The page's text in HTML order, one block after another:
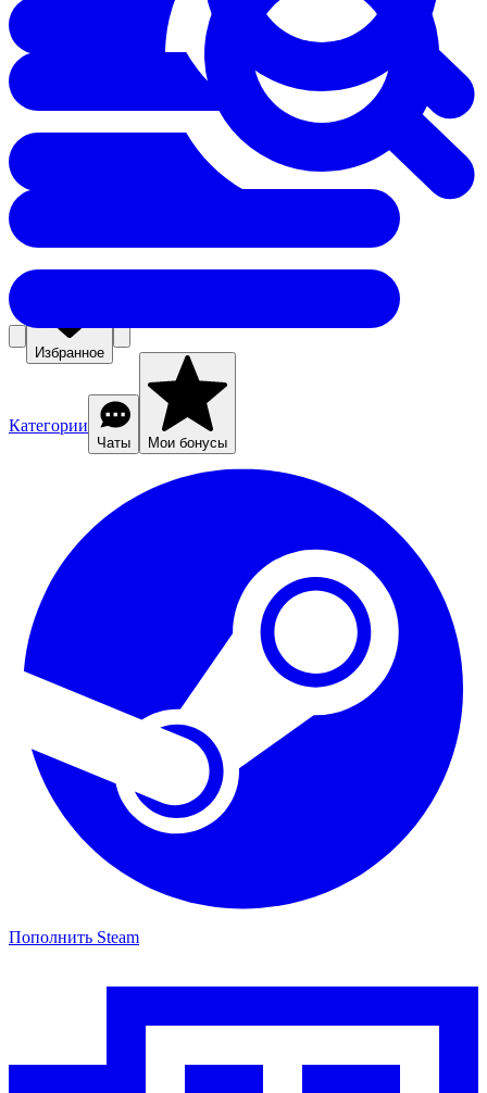
Избранное
Категории
Чаты Мои бонусы
Пополнить Steam